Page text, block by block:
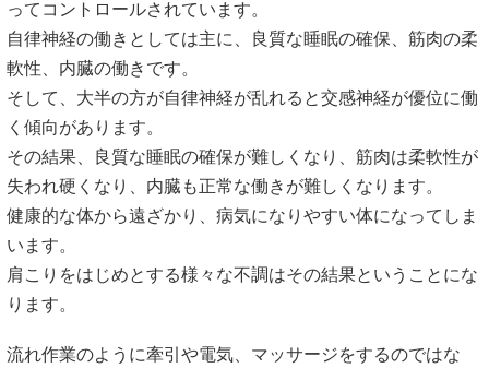
ってコントロールされています。
自律神経の働きとしては主に、良質な睡眠の確保、筋肉の柔
軟性、内臓の働きです。
そして、大半の方が自律神経が乱れると交感神経が優位に働
く傾向があります。
その結果、良質な睡眠の確保が難しくなり、筋肉は柔軟性が
失われ硬くなり、内臓も正常な働きが難しくなります。
健康的な体から遠ざかり、病気になりやすい体になってしま
います。
肩こりをはじめとする様々な不調はその結果ということにな
ります。
流れ作業のように牽引や電気、マッサージをするのではな